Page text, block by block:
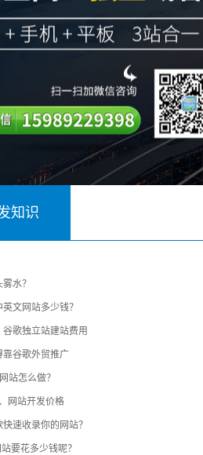
知识
水？
文网站多少钱？
歌独立站建站费用
靠谷歌外贸推广
站怎么做？
网站开发价格
速收录你的网站？
要花多少钱呢？